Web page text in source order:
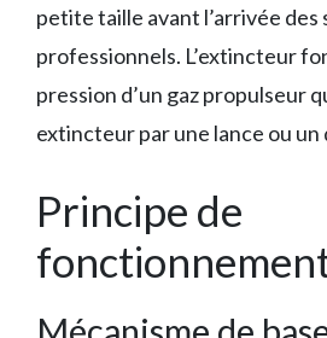
petite taille avant l’arrivée des
professionnels. L’extincteur
pression d’un gaz propulseur
extincteur par une lance ou
Principe de